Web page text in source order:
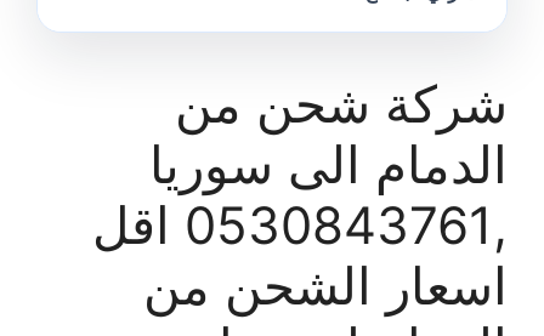
شركة شحن من
الدمام الى سوريا
,0530843761 اقل
اسعار الشحن من